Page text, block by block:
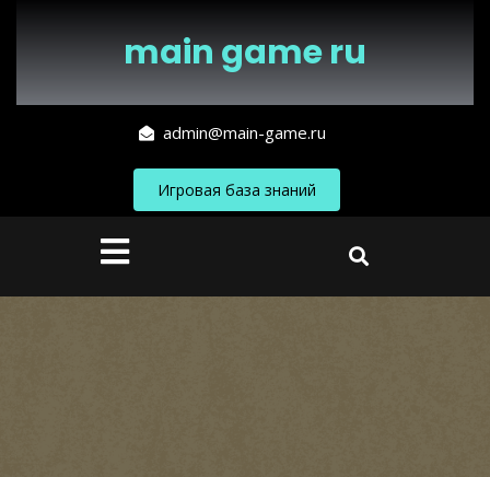
main game ru
admin@main-game.ru
Игровая база знаний
Кнопка
Открыть